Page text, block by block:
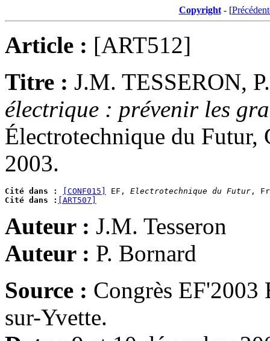
Copyright- [
Article : [ART512]
Titre : J.M. TESSERON,
électrique : prévenir les
Électrotechnique du Futur,
2003.
Cité dans : [CONF015] EF, Electrotechnique du Futur
Cité dans :
[ART507]
Auteur : J.M. Tesseron
Auteur : P. Bornard
Source : Congrès
sur-Yvette.